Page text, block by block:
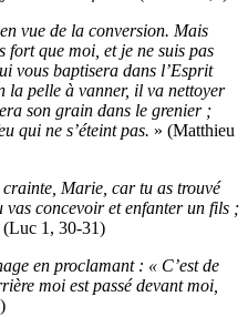
vue de la conversion. Mais
fort que moi, et je ne suis pas
vous baptisera dans l’Esprit
la pelle à vanner, il va nettoyer
son grain dans le grenier ;
qui ne s’éteint pas. » (Matthieu
Marie, car tu as trouvé
concevoir et enfanter un fils ;
(Luc 1, 30-31)
en proclamant : « C’est de
moi est passé devant moi,